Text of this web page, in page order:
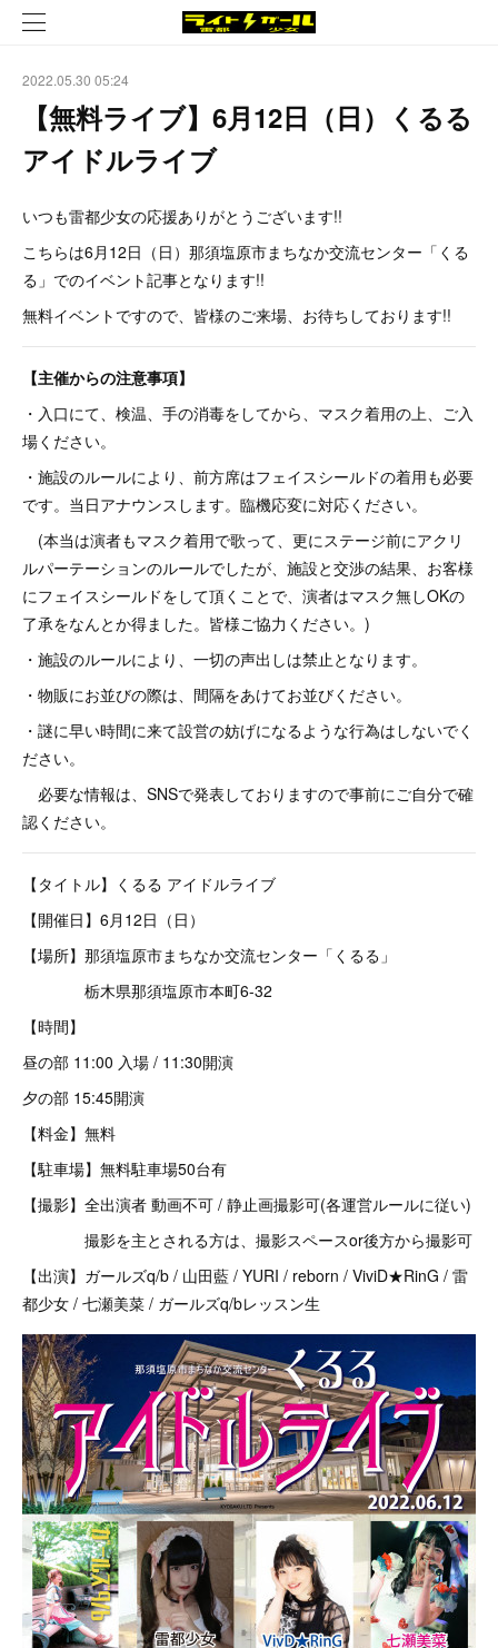
2022.05.30 05:24
【無料ライブ】6月12日（日）くるる
アイドルライブ
いつも雷都少女の応援ありがとうございます!!
こちらは6月12日（日）那須塩原市まちなか交流センター「くる
る」でのイベント記事となります!!
無料イベントですので、皆様のご来場、お待ちしております!!
【主催からの注意事項】
・入口にて、検温、手の消毒をしてから、マスク着用の上、ご入
場ください。
・施設のルールにより、前方席はフェイスシールドの着用も必要
です。当日アナウンスします。臨機応変に対応ください。
(本当は演者もマスク着用で歌って、更にステージ前にアクリ
ルパーテーションのルールでしたが、施設と交渉の結果、お客様
にフェイスシールドをして頂くことで、演者はマスク無しOKの
了承をなんとか得ました。皆様ご協力ください。)
・施設のルールにより、一切の声出しは禁止となります。
・物販にお並びの際は、間隔をあけてお並びください。
・謎に早い時間に来て設営の妨げになるような行為はしないでく
ださい。
必要な情報は、SNSで発表しておりますので事前にご自分で確
認ください。
【タイトル】くるる アイドルライブ
【開催日】6月12日（日）
【場所】那須塩原市まちなか交流センター「くるる」
栃木県那須塩原市本町6-32
【時間】
昼の部 11:00 入場 / 11:30開演
夕の部 15:45開演
【料金】無料
【駐車場】無料駐車場50台有
【撮影】全出演者 動画不可 / 静止画撮影可(各運営ルールに従い)
撮影を主とされる方は、撮影スペースor後方から撮影可
【出演】ガールズq/b / 山田藍 / YURI / reborn / ViviD★RinG / 雷
都少女 / 七瀬美菜 / ガールズq/bレッスン生